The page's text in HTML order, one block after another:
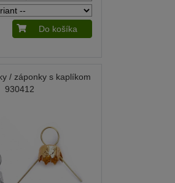
Do košíka
/ záponky s kaplíkom
930412